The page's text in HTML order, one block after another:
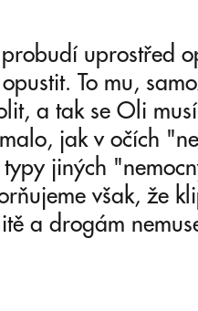
uprostřed
To mu,
a tak se Oli
jak v očích
jiných
však, že
a drogám